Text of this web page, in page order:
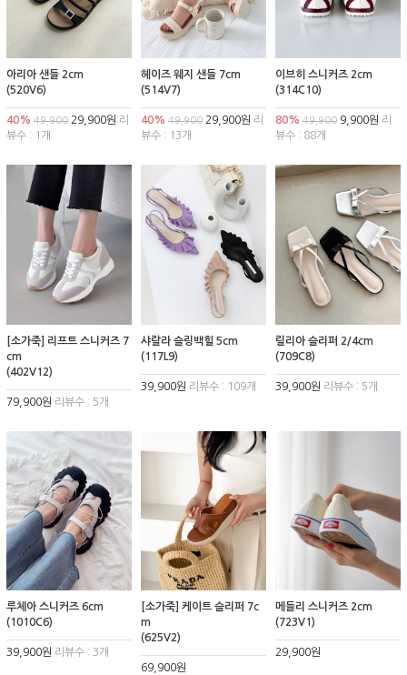
아리아 샌들 2cm
(520V6)
40% 49,900 29,900원 리
뷰수 : 1개
헤이즈 웨지 샌들 7cm
(514V7)
40% 49,90029,900원 리
뷰수 : 13개
이브히 스니커즈 2cm
(314C10)
80% 49,9009,900원 리
뷰수 : 88개
[소가죽] 리프트 스니커즈 7
cm
(402V12)
79,900원 리뷰수 : 5개
샤랄라 슬링백힐 5cm
(117L9)
39,900원 리뷰수 : 109개
릴리아 슬리퍼 2/4cm
(709C8)
39,900원 리뷰수 : 5개
루체아 스니커즈 6cm
(1010C6)
39,900원 리뷰수 : 3개
[소가죽] 케이트 슬리퍼 7c
m
(625V2)
69,900원
메들리 스니커즈 2cm
(723V1)
29,900원